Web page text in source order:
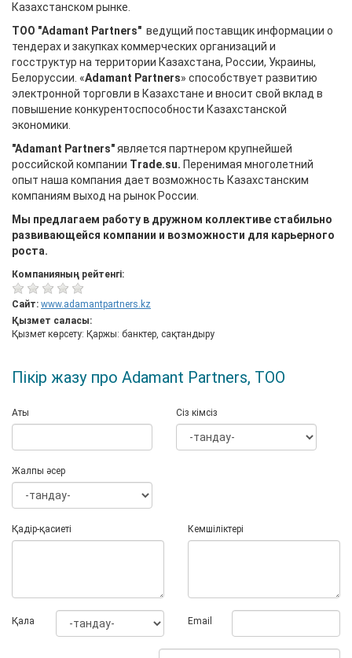
Казахстанском рынке.
ТОО "Adamant Partners" ведущий поставщик информации о
тендерах и закупках коммерческих организаций и
госструктур на территории Казахстана, России, Украины,
Белоруссии. «Adamant Partners» способствует развитию
электронной торговли в Казахстане и вносит свой вклад в
повышение конкурентоспособности Казахстанской
экономики.
"Adamant Partners"является партнером крупнейшей
российской компании Trade.su. Перенимая многолетний
опыт наша компания дает возможность Казахстанским
компаниям выход на рынок России.
Мы предлагаем работу в дружном коллективе стабильно
развивающейся компании и возможности для карьерного
роста.
Компанияның рейтенгі:
Сайт: www.adamantpartners.kz
Қызмет саласы:
Қызмет көрсету: Қаржы: банктер, сақтандыру
Пікір жазу про Adamant Partners, ТОО
Аты Сіз кімсіз
Жалпы әсер
Қадір-қасиеті Кемшіліктері
Қала Email